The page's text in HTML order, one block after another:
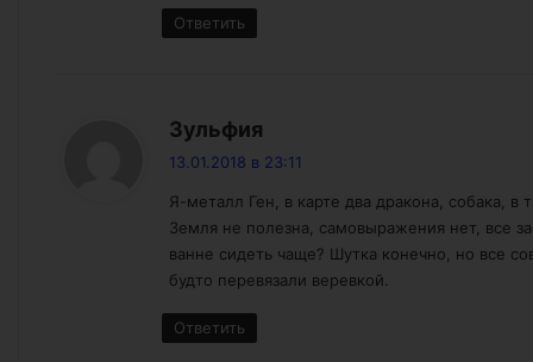
Ответить
Зульфия
13.01.2018 в 23:11
Я-металл Ген, в карте два дракона, собака, в
Земля не полезна, самовыражения нет, все
ванне сидеть чаще? Шутка конечно, но все
будто перевязали веревкой.
Ответить